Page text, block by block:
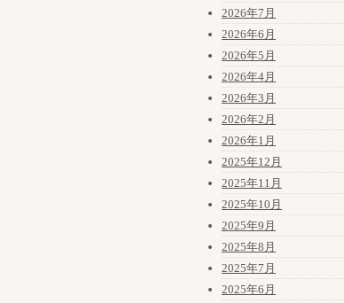
2026年7月
2026年6月
2026年5月
2026年4月
2026年3月
2026年2月
2026年1月
2025年12月
2025年11月
2025年10月
2025年9月
2025年8月
2025年7月
2025年6月